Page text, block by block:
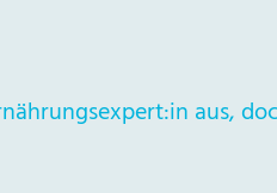
aus,